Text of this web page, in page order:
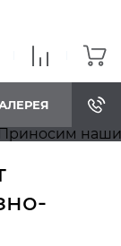
наши